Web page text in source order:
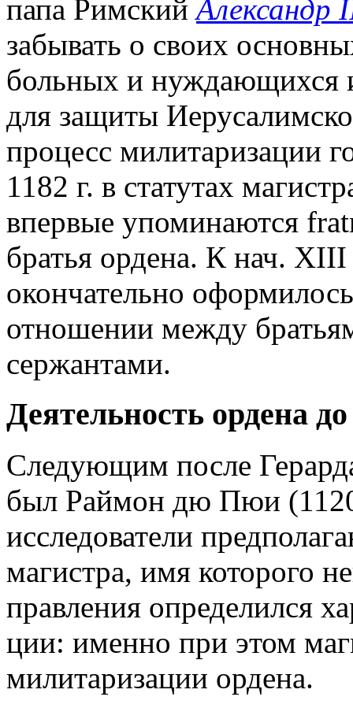
папа РимскийАлександр
забывать о своих
больных и нуждающихся
для защиты
процесс милитаризации
1182 г. в статутах
впервые упоминаются
братья ордена. К нач.
окончательно
отношении между
сержантами.
Деятельность ордена
Следующим после
был Раймон дю Пюи
исследователи
магистра, имя которого
правления определился
ции: именно при этом
милитаризации ордена.